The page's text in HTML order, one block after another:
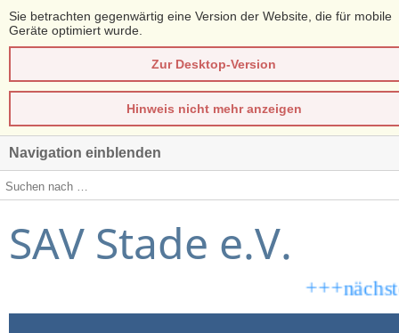
Sie betrachten gegenwärtig eine Version der Website, die für mobile
Geräte optimiert wurde.
Zur Desktop-Version
Hinweis nicht mehr anzeigen
Navigation einblenden
SAV Stade e.V.
+++nächster